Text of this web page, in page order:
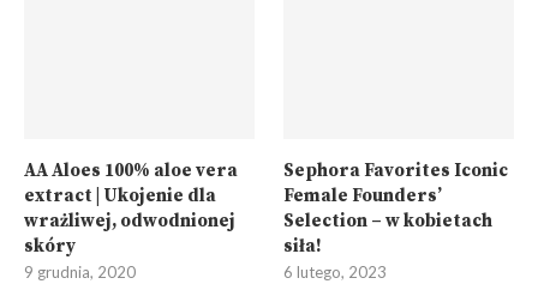
AA Aloes 100% aloe vera
extract | Ukojenie dla
wrażliwej, odwodnionej
skóry
9 grudnia, 2020
Sephora Favorites Iconic
Female Founders’
Selection – w kobietach
siła!
6 lutego, 2023